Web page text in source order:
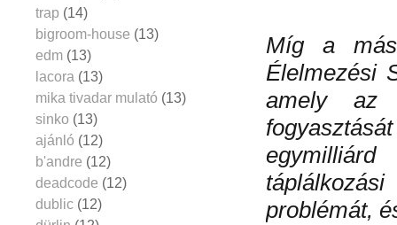
Míg a
Élelmezési
amely az
problémát,
trap (14)
bigroom-house (13)
edm (13)
lacora (13)
mika tivadar mulató (13)
sinko (13)
ajánló (12)
b'andre (12)
deadcode (12)
dublic (12)